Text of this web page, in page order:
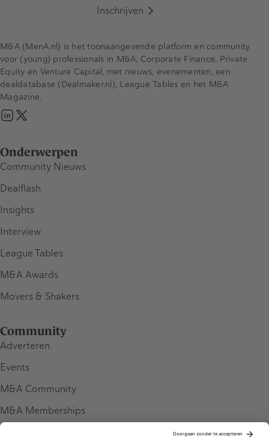
Inschrijven
Onderwerpen
Community Nieuws
Dealflash
Insights
Interview
League Tables
M&A Awards
Movers & Shakers
Community
Adverteren
Events
M&A Community
M&A Memberships
M&A (MenA.nl) is het toonaangevende platform en community
voor (young) professionals in M&A, Corporate Finance, Private
Equity en Venture Capital, met nieuws, evenementen, een
dealdatabase (Dealmaker.nl), League Tables en het M&A
Magazine.